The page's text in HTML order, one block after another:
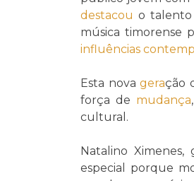
destacou o talento
música timorense
influências
Esta nova geração
força de mudança
cultural.
Natalino Ximenes,
especial porque